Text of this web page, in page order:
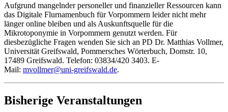
Aufgrund mangelnder personeller und finanzieller Ressourcen kann
das Digitale Flurnamenbuch für Vorpommern leider nicht mehr
länger online bleiben und als Auskunftsquelle für die
Mikrotoponymie in Vorpommern genutzt werden. Für
diesbezügliche Fragen wenden Sie sich an PD Dr. Matthias Vollmer,
Universität Greifswald, Pommersches Wörterbuch, Domstr. 10,
17489 Greifswald. Telefon: 03834/420 3403. E-
Mail: mvollmer@uni-greifswald.de.
Bisherige Veranstaltungen